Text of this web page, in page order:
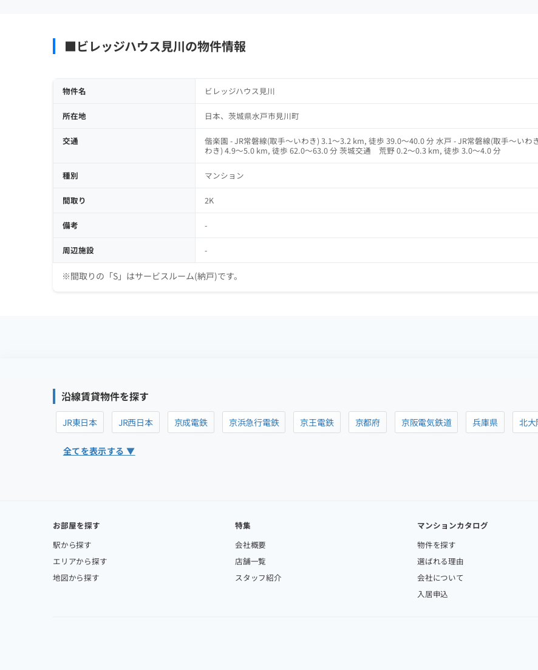
■ビレッジハウス見川の物件情報
物件名 ビレッジハウス見川
所在地 日本、茨城県水戸市見川町
交通
偕楽園 - JR常磐線(取手～いわき) 3.1～3.2 km, 徒歩 39.0～40.0 分 水戸 - JR常磐線(取手～い
わき) 4.9～5.0 km, 徒歩 62.0～63.0 分 茨城交通 荒野 0.2～0.3 km, 徒歩 3.0～4.0 分
種別 マンション
間取り 2K
備考 -
周辺施設 -
※間取りの「S」はサービスルーム(納戸)です。
沿線賃貸物件を探す
JR東日本 JR西日本 京成電鉄 京浜急行電鉄 京王電鉄 京都府 京阪電気鉄道 兵庫県 北
全てを表示する ▼
お部屋を探す
駅から探す
エリアから探す
地図から探す
特集
会社概要
店舗一覧
スタッフ紹介
マンションカタログ
物件を探す
選ばれる理由
会社について
入居申込